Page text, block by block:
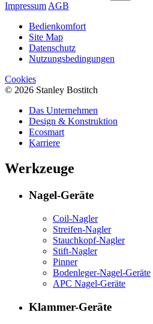
Impressum AGB
Bedienkomfort
Site Map
Datenschutz
Nutzungsbedingungen
Cookies
© 2026 Stanley Bostitch
Das Unternehmen
Design & Konstruktion
Ecosmart
Karriere
Werkzeuge
Nagel-Geräte
Coil-Nagler
Streifen-Nagler
Stauchkopf-Nagler
Stift-Nagler
Pinner
Bodenleger-Nagel-Geräte
APC Nagel-Geräte
Klammer-Geräte